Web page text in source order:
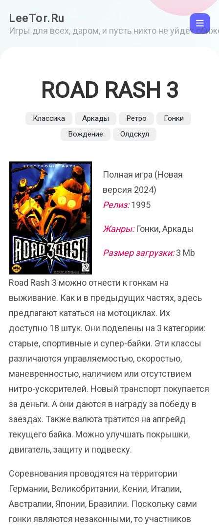
LeeTor.Ru
Игры для всех, даром, и пусть никто не уйдет
ROAD RASH 3
Классика Аркады Ретро
Гонки
Вождение
Олдскул
Полная игра (Новая
версия 2024)
Релиз:1995
Жанры:Гонки, Аркады
Размер загрузки:3 Mb
Road Rash 3 можно отнести к гонкам на
выживание. Как и в предыдущих частях, здесь
предлагают кататься на мотоциклах. Их
доступно 18 штук. Они поделены на 3 категории:
старые, спортивные и супер-байки. Эти классы
различаются управляемостью, скоростью,
маневренностью, наличием или отсутствием
нитро-ускорителей. Новый транспорт покупается
за деньги. А они даются в награду за победу в
заездах. Также валюта тратится на апгрейд
текущего байка. Можно улучшать покрышки,
двигатель, защиту и подвеску.
Соревнования проводятся на территории
Германии, Великобритании, Кении, Италии,
Австралии, Японии, Бразилии. Поскольку сами
гонки являются незаконными, то участников